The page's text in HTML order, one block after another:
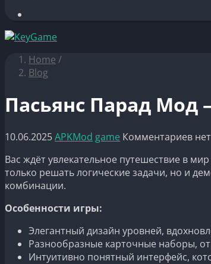
Home /
Blog
Пасьянс Парад Мод
10.06.2025APKMod game Комментариев нет
Вас ждёт увлекательное путешествие в
только решать логические задачи, но и
комбинации.
Особенности игры:
Элегантный дизайн уровней,
Разнообразные карточные наборы,
Интуитивно понятный интерфейс,